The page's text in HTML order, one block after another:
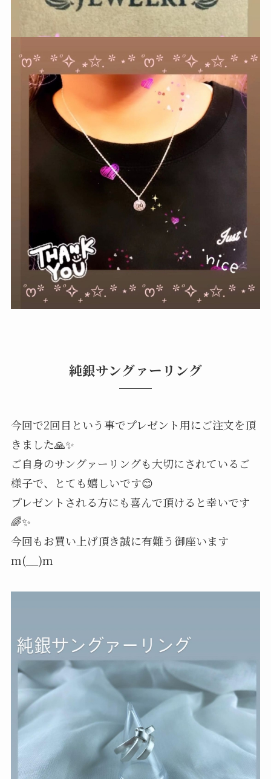
純銀サングァーリング
今回で2回目という事でプレゼント用にご注文を頂
きました🙏✨
ご自身のサングァーリングも大切にされているご
様子で、とても嬉しいです😊
プレゼントされる方にも喜んで頂けると幸いです
🌈✨
今回もお買い上げ頂き誠に有難う御座います
m(__)m